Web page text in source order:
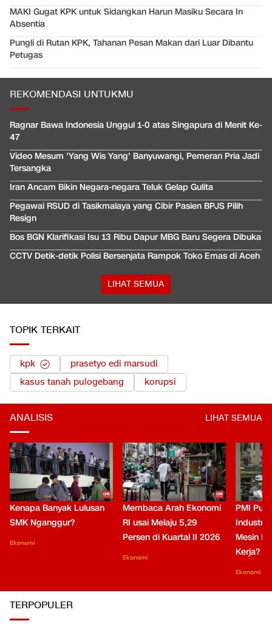
MAKI Gugat KPK untuk Sidangkan Harun Masiku Secara In
Absentia
Pungli di Rutan KPK, Tahanan Pesan Makan dari Luar Dibantu
Petugas
REKOMENDASI UNTUKMU
Ragnar Bawa Indonesia Unggul 1-0 atas Singapura di Menit Ke-
47
Video Mesum 'Yang Wis Yang' Banyuwangi, Pemeran Pria Jadi
Tersangka
Iran Ancam Bikin Negara-negara Teluk Gelap Gulita
Pegawai RSUD di Tasikmalaya yang Cibir Pasien BPJS Pilih
Resign
Bos BGN Klarifikasi Isu 13 Ribu Dapur MBG Baru Segera Dibuka
CCTV Detik-detik Polisi Bersenjata Rampok Toko Emas di Aceh
LIHAT SEMUA
TOPIK TERKAIT
kpk
prasetyo edi marsudi
kasus tanah pulogebang
korupsi
ANALISIS LIHAT SEMUA
Kenapa Banyak Lulusan
SMK Nganggur?
Ekonomi
Membaca Arah Ekonomi
RI usai Melaju 5,29
Persen di Kuartal II 2026
Ekonomi
PMI
Industri
Mesin
Kerja?
Ekonomi
TERPOPULER